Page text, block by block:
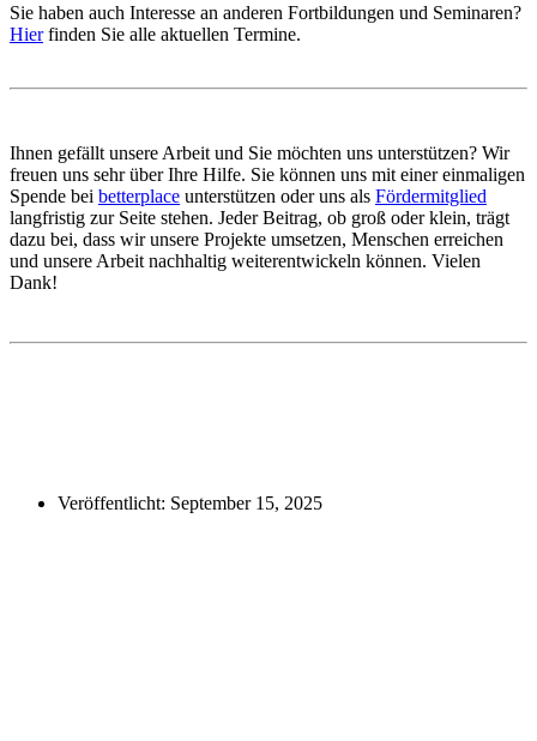
Sie haben auch Interesse an anderen Fortbildungen und Seminaren?
Hierfinden Sie alle aktuellen Termine.
Ihnen gefällt unsere Arbeit und Sie möchten uns unterstützen? Wir
freuen uns sehr über Ihre Hilfe. Sie können uns mit einer einmaligen
Spende bei betterplace unterstützen oder uns als Fördermitglied
langfristig zur Seite stehen. Jeder Beitrag, ob groß oder klein, trägt
dazu bei, dass wir unsere Projekte umsetzen, Menschen erreichen
und unsere Arbeit nachhaltig weiterentwickeln können. Vielen
Dank!
Veröffentlicht: September 15, 2025